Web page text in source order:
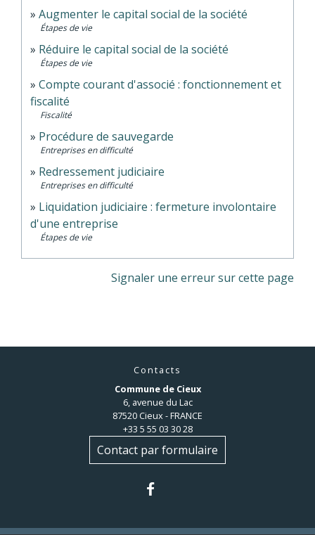
Augmenter le capital social de la société
Étapes de vie
Réduire le capital social de la société
Étapes de vie
Compte courant d'associé : fonctionnement et
fiscalité
Fiscalité
Procédure de sauvegarde
Entreprises en difficulté
Redressement judiciaire
Entreprises en difficulté
Liquidation judiciaire : fermeture involontaire
d'une entreprise
Étapes de vie
Signaler une erreur sur cette page
Contacts
Commune de Cieux
6, avenue du Lac
87520 Cieux - FRANCE
+33 5 55 03 30 28
Contact par formulaire